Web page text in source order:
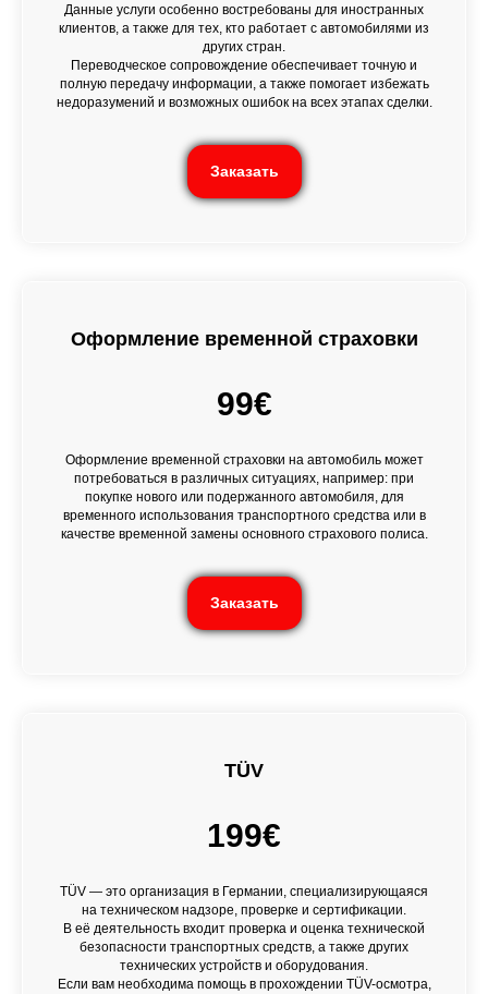
Данные услуги особенно востребованы для иностранных
клиентов, а также для тех, кто работает с автомобилями из
других стран.
Переводческое сопровождение обеспечивает точную и
полную передачу информации, а также помогает избежать
недоразумений и возможных ошибок на всех этапах сделки.
Заказать
Оформление временной страховки
99€
Оформление временной страховки на автомобиль может
потребоваться в различных ситуациях, например: при
покупке нового или подержанного автомобиля, для
временного использования транспортного средства или в
качестве временной замены основного страхового полиса.
Заказать
TÜV
199€
TÜV — это организация в Германии, специализирующаяся
на техническом надзоре, проверке и сертификации.
В её деятельность входит проверка и оценка технической
безопасности транспортных средств, а также других
технических устройств и оборудования.
Если вам необходима помощь в прохождении TÜV-осмотра,